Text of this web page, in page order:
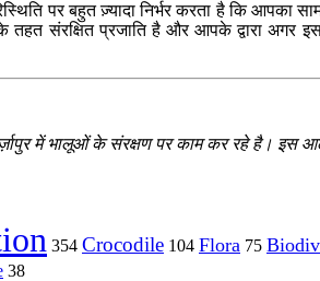
पर बहुत ज़्यादा निर्भर करता है कि
संरक्षित प्रजाति है और आपके द्वारा अगर
में भालूओं के संरक्षण पर काम कर रहे है।
354 Crocodile 104 Flora 75
38